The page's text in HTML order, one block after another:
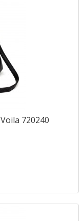
720240